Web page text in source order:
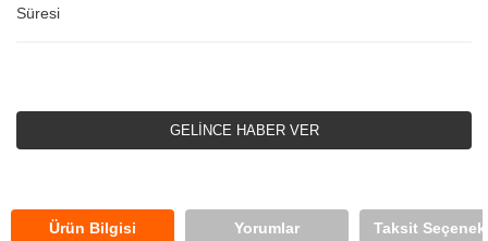
Süresi
GELİNCE HABER VER
Ürün Bilgisi Yorumlar Taksit